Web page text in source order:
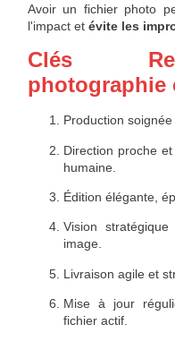
Avoir un fichier photo
l'impact et évite les
Clés
photographie
Production
Direction proche
humaine.
Édition élégante,
Vision
image.
Livraison agile et
Mise à jour
fichier actif.